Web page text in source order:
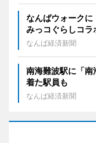
なんばウォーク
みっコぐらしコラ
なんば経済新聞
南海難波駅に「
着た駅員も
なんば経済新聞